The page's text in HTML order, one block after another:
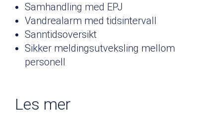
Samhandling med EPJ
Vandrealarm med tidsintervall
Sanntidsoversikt
Sikker meldingsutveksling mellom
personell
Les mer